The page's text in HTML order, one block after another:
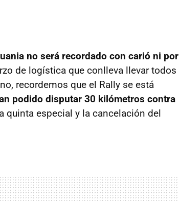
no será recordado con carió ni por
de logística que conlleva llevar todos
recordemos que el Rally se está
podido disputar 30 kilómetros contra
quinta especial y la cancelación del